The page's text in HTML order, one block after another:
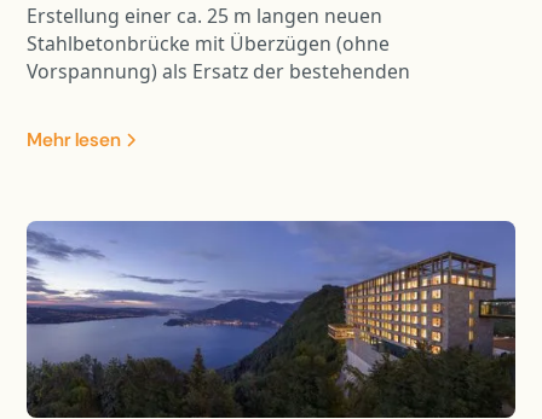
Erstellung einer ca. 25 m langen neuen
Stahlbetonbrücke mit Überzügen (ohne
Vorspannung) als Ersatz der bestehenden
seitlich hergestellt und mit einem 700 to
Gittermastkran an die effektive Position versetzt. Das
Abbruch bestehende Brücke - Neubau Widerlager
mittels Umspundung / Pfählung usw.; davon 1 WL im
Nahbereich der Zentralbahn - Brückenplatte mittels
Kran versetzen - Vorarbeiten Gewässer usw. für
spätere Aufweitung und Renaturierung Sarneraa -
Umlegung Langsamverkehrswege - Anpassung
bestehende Kantonsstrasse an neue Situation
Mehr lesen